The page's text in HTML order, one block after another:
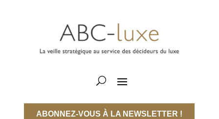
ABONNEZ-VOUS À LA NEWSLETTER !